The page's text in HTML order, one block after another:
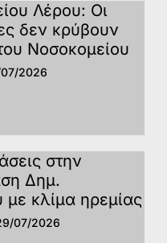
Λέρου: Οι
δεν κρύβουν
Νοσοκομείου
2026
στην
Δημ.
κλίμα ηρεμίας
07/2026